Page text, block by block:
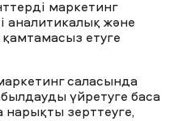
ҚЫЗМЕТКЕРЛЕР
маркетинг
аналитикалық және
етуге
саласында
үйретуге баса
нарықты зерттеуге,